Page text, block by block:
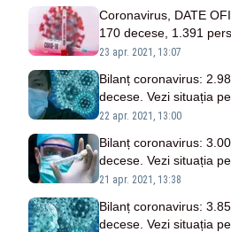
Coronavirus, DATE
170 decese, 1.391
23 apr. 2021, 13:07
Bilanț coronavirus:
decese. Vezi situația
22 apr. 2021, 13:00
Bilanț coronavirus: 3.006 de cazuri noi și 175 de
decese. Vezi situația
21 apr. 2021, 13:38
Bilanț coronavirus:
decese. Vezi situația